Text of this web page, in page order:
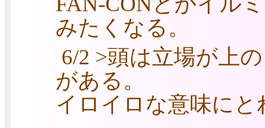
みたくなる。
6/2 >頭は立場が上
がある。
イロイロな意味にと